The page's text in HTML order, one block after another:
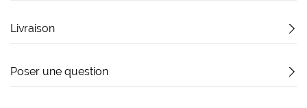
Livraison
Poser une question